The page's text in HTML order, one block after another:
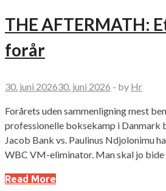
THE AFTERMATH:
forår
30. juni 202630. juni 2026 - by Hr
Forårets uden sammenligning mest
professionelle boksekamp i Danmark
Jacob Bank vs. Paulinus Ndjolonimu
WBC VM-eliminator. Man skal jo
Read More